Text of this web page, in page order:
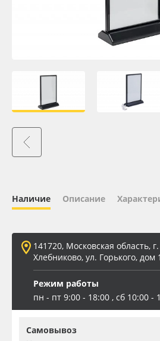
Плёнка монтажная Oratape
ПЭТ листовой
ПЭТ бэклит
Баннер
Заготовки для сувениров
Наличие Описание
141720, Московская область,
Хлебниково, ул. Горького, дом
Режим работы
пн - пт 9:00 - 18:00 , сб 10:00 -
Самовывоз